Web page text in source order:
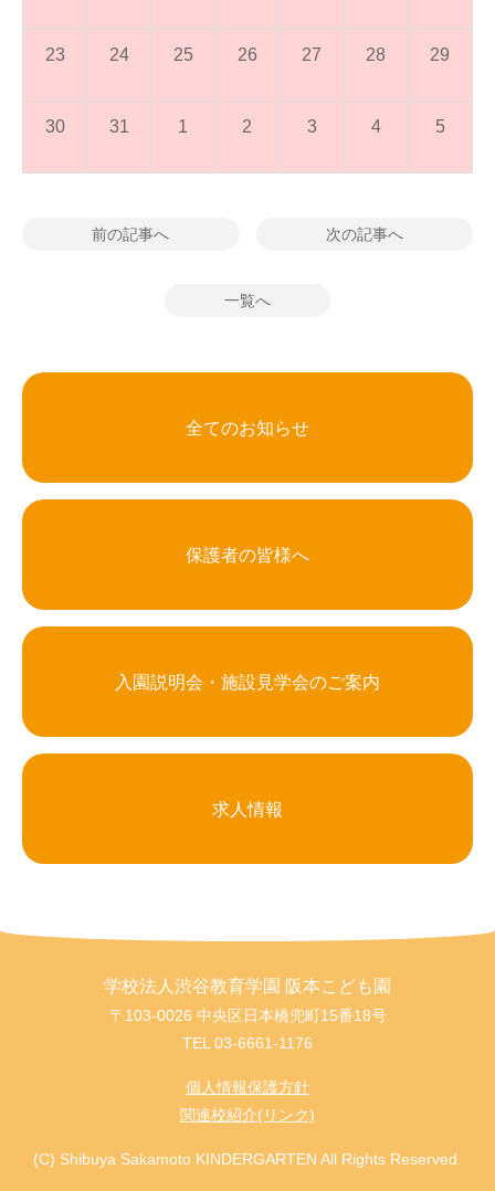
23 24 25 26 27 28 29
30 31 1 2 3 4 5
前の記事へ 次の記事へ
一覧へ
全てのお知らせ
保護者の皆様へ
入園説明会・施設見学会のご案内
求人情報
学校法人渋谷教育学園 阪本こども園
〒103-0026 中央区日本橋兜町15番18号
TEL 03-6661-1176
個人情報保護方針
関連校紹介(リンク)
(C) Shibuya Sakamoto KINDERGARTEN All Rights Reserved.